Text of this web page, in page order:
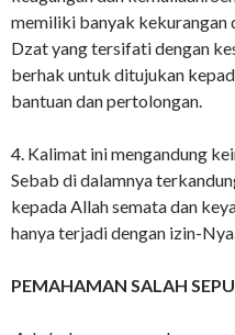
memiliki banyak kekurangan
Dzat yang tersifati dengan
berhak untuk ditujukan
bantuan dan pertolongan.
4. Kalimat ini mengandung
Sebab di dalamnya
kepada Allah semata dan
hanya terjadi dengan izin-
PEMAHAMAN SALAH